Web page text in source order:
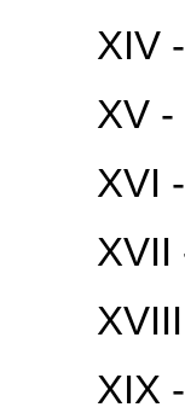
XIV -
XV -
XVI -
XVII -
XVIII -
XIX -